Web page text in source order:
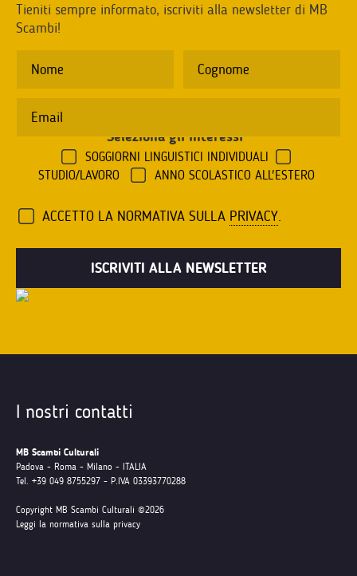
Tieniti sempre informato, iscriviti alla newsletter di MB
Scambi!
Seleziona gli interessi
SOGGIORNI LINGUISTICI INDIVIDUALI
STUDIO/LAVORO
ANNO SCOLASTICO ALL'ESTERO
ACCETTO LA NORMATIVA SULLA PRIVACY.
I nostri contatti
MB Scambi Culturali
Padova - Roma - Milano - ITALIA
Tel. +39 049 8755297 - P.IVA 03393770288
Copyright MB Scambi Culturali ©2026
Leggi la normativa sulla privacy